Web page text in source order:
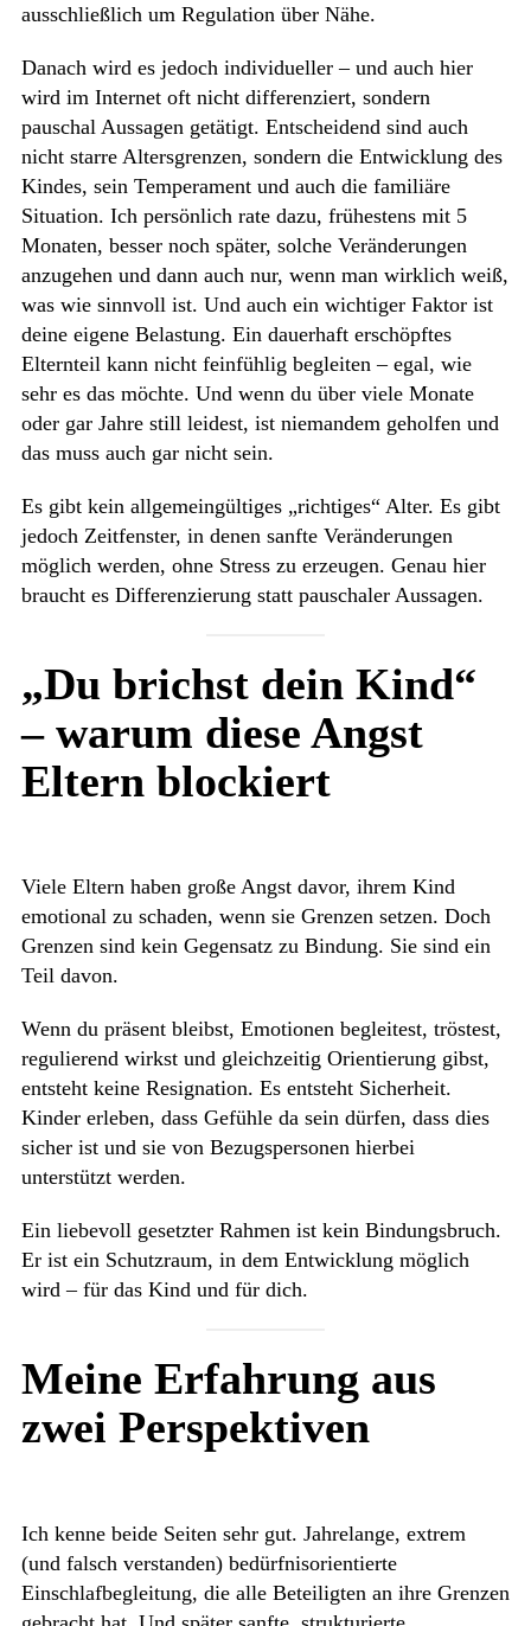
ausschließlich um Regulation über Nähe.
Danach wird es jedoch individueller – und auch hier
wird im Internet oft nicht differenziert, sondern
pauschal Aussagen getätigt. Entscheidend sind auch
nicht starre Altersgrenzen, sondern die Entwicklung des
Kindes, sein Temperament und auch die familiäre
Situation. Ich persönlich rate dazu, frühestens mit 5
Monaten, besser noch später, solche Veränderungen
anzugehen und dann auch nur, wenn man wirklich weiß,
was wie sinnvoll ist. Und auch ein wichtiger Faktor ist
deine eigene Belastung. Ein dauerhaft erschöpftes
Elternteil kann nicht feinfühlig begleiten – egal, wie
sehr es das möchte. Und wenn du über viele Monate
oder gar Jahre still leidest, ist niemandem geholfen und
das muss auch gar nicht sein.
Es gibt kein allgemeingültiges „richtiges“ Alter. Es gibt
jedoch Zeitfenster, in denen sanfte Veränderungen
möglich werden, ohne Stress zu erzeugen. Genau hier
braucht es Differenzierung statt pauschaler Aussagen.
„Du brichst dein Kind“
– warum diese Angst
Eltern blockiert
Viele Eltern haben große Angst davor, ihrem Kind
emotional zu schaden, wenn sie Grenzen setzen. Doch
Grenzen sind kein Gegensatz zu Bindung. Sie sind ein
Teil davon.
Wenn du präsent bleibst, Emotionen begleitest, tröstest,
regulierend wirkst und gleichzeitig Orientierung gibst,
entsteht keine Resignation. Es entsteht Sicherheit.
Kinder erleben, dass Gefühle da sein dürfen, dass dies
sicher ist und sie von Bezugspersonen hierbei
unterstützt werden.
Ein liebevoll gesetzter Rahmen ist kein Bindungsbruch.
Er ist ein Schutzraum, in dem Entwicklung möglich
wird – für das Kind und für dich.
Meine Erfahrung aus
zwei Perspektiven
Ich kenne beide Seiten sehr gut. Jahrelange, extrem
(und falsch verstanden) bedürfnisorientierte
Einschlafbegleitung, die alle Beteiligten an ihre Grenzen